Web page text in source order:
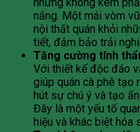
nhưng không kém
nắng. Một mái vòm
nội thất quán khỏi
tiết, đảm bảo trải
Tăng cường tính
Với thiết kế độc đáo
giúp quán cà phê tạo
hút sự chú ý và tạo
Đây là một yếu tố
hiệu và khác biệt hóa